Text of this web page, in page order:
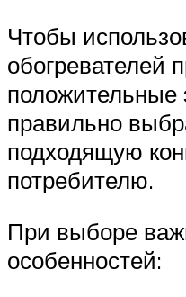
Чтобы
обогревателей
правильно
подходящую
потребителю.
При выборе
особенностей: